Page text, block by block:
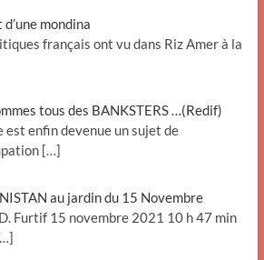
mondina
français ont vu dans Riz Amer à la
tous des BANKSTERS …(Redif)
est enfin devenue un sujet de
[…]
au jardin du 15 Novembre
Furtif 15 novembre 2021 10 h 47 min